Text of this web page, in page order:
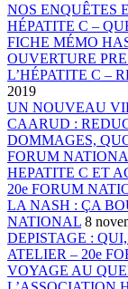
NOS ENQUÊTES
HÉPATITE C –
FICHE MÉMO
OUVERTURE
L’HÉPATITE C –
2019
UN NOUVEAU
CAARUD :
DOMMAGES,
FORUM
HEPATITE C ET
20e FORUM
LA NASH : ÇA
NATIONAL 8
DEPISTAGE :
ATELIER – 20e
VOYAGE AU